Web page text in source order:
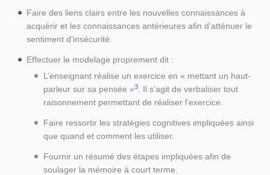
Faire des liens clairs entre les nouvelles connaissances à
acquérir et les connaissances antérieures afin d’atténuer le
sentiment d’insécurité.
Effectuer le modelage proprement dit :
L’enseignant réalise un exercice en « mettant un haut-
parleur sur sa pensée »3. Il s’agit de verbaliser tout
raisonnement permettant de réaliser l’exercice.
Faire ressortir les stratégies cognitives impliquées ainsi
que quand et comment les utiliser.
Fournir un résumé des étapes impliquées afin de
soulager la mémoire à court terme.